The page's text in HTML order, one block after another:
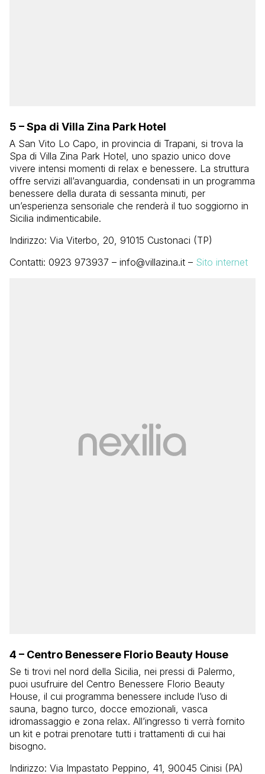
5 – Spa di Villa Zina Park Hotel
A San Vito Lo Capo, in provincia di Trapani, si trova la
Spa di Villa Zina Park Hotel, uno spazio unico dove
vivere intensi momenti di relax e benessere. La struttura
offre servizi all’avanguardia, condensati in un programma
benessere della durata di sessanta minuti, per
un’esperienza sensoriale che renderà il tuo soggiorno in
Sicilia indimenticabile.
Indirizzo: Via Viterbo, 20, 91015 Custonaci (TP)
Contatti: 0923 973937 – info@villazina.it – Sito internet
4 – Centro Benessere Florio Beauty House
Se ti trovi nel nord della Sicilia, nei pressi di Palermo,
puoi usufruire del Centro Benessere Florio Beauty
House, il cui programma benessere include l’uso di
sauna, bagno turco, docce emozionali, vasca
idromassaggio e zona relax. All’ingresso ti verrà fornito
un kit e potrai prenotare tutti i trattamenti di cui hai
bisogno.
Indirizzo: Via Impastato Peppino, 41, 90045 Cinisi (PA)